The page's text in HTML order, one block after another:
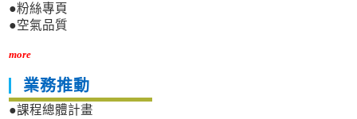
●粉絲專頁
●空氣品質
more
業務推動
●課程總體計畫